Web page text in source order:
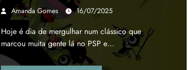
Amanda Gomes 16/07/2025
Hoje é dia de mergulhar num clássico que
marcou muita gente lá no PSP e…